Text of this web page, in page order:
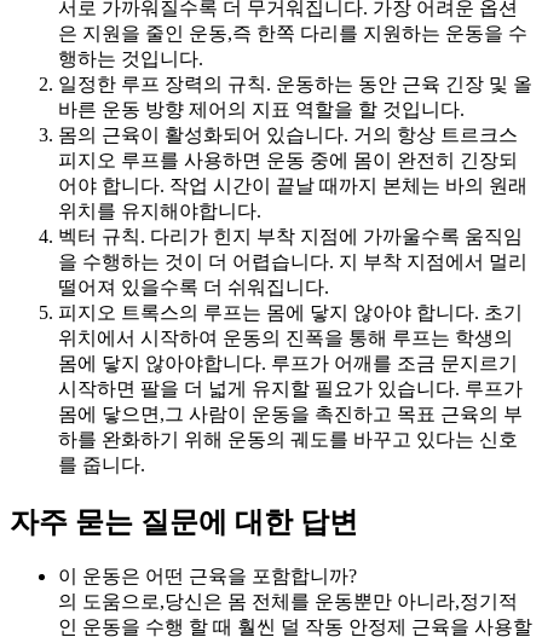
서로 가까워질수록 더 무거워집니다. 가장 어려운 옵션
은 지원을 줄인 운동,즉 한쪽 다리를 지원하는 운동을 수
행하는 것입니다.
일정한 루프 장력의 규칙. 운동하는 동안 근육 긴장 및 올
바른 운동 방향 제어의 지표 역할을 할 것입니다.
몸의 근육이 활성화되어 있습니다. 거의 항상 트르크스
피지오 루프를 사용하면 운동 중에 몸이 완전히 긴장되
어야 합니다. 작업 시간이 끝날 때까지 본체는 바의 원래
위치를 유지해야합니다.
벡터 규칙. 다리가 힌지 부착 지점에 가까울수록 움직임
을 수행하는 것이 더 어렵습니다. 지 부착 지점에서 멀리
떨어져 있을수록 더 쉬워집니다.
피지오 트록스의 루프는 몸에 닿지 않아야 합니다. 초기
위치에서 시작하여 운동의 진폭을 통해 루프는 학생의
몸에 닿지 않아야합니다. 루프가 어깨를 조금 문지르기
시작하면 팔을 더 넓게 유지할 필요가 있습니다. 루프가
몸에 닿으면,그 사람이 운동을 촉진하고 목표 근육의 부
하를 완화하기 위해 운동의 궤도를 바꾸고 있다는 신호
를 줍니다.
자주 묻는 질문에 대한 답변
이 운동은 어떤 근육을 포함합니까?
의 도움으로,당신은 몸 전체를 운동뿐만 아니라,정기적
인 운동을 수행 할 때 훨씬 덜 작동 안정제 근육을 사용할